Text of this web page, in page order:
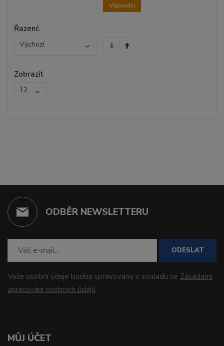
Výprodej
Řazení:
Výchozí
Zobrazit
12
ODBĚR NEWSLETTERU
ODESLAT
Vaše osobní údaje budou spravovány v souladu se Zásadami
zpracování osobních údajů.
MŮJ ÚČET